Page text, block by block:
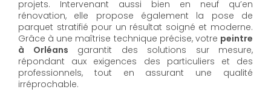
projets. Intervenant aussi bien en neuf qu’en
rénovation, elle propose également la pose de
parquet stratifié pour un résultat soigné et moderne.
Grâce à une maîtrise technique précise, votre peintre
à Orléans garantit des solutions sur mesure,
répondant aux exigences des particuliers et des
professionnels, tout en assurant une qualité
irréprochable.